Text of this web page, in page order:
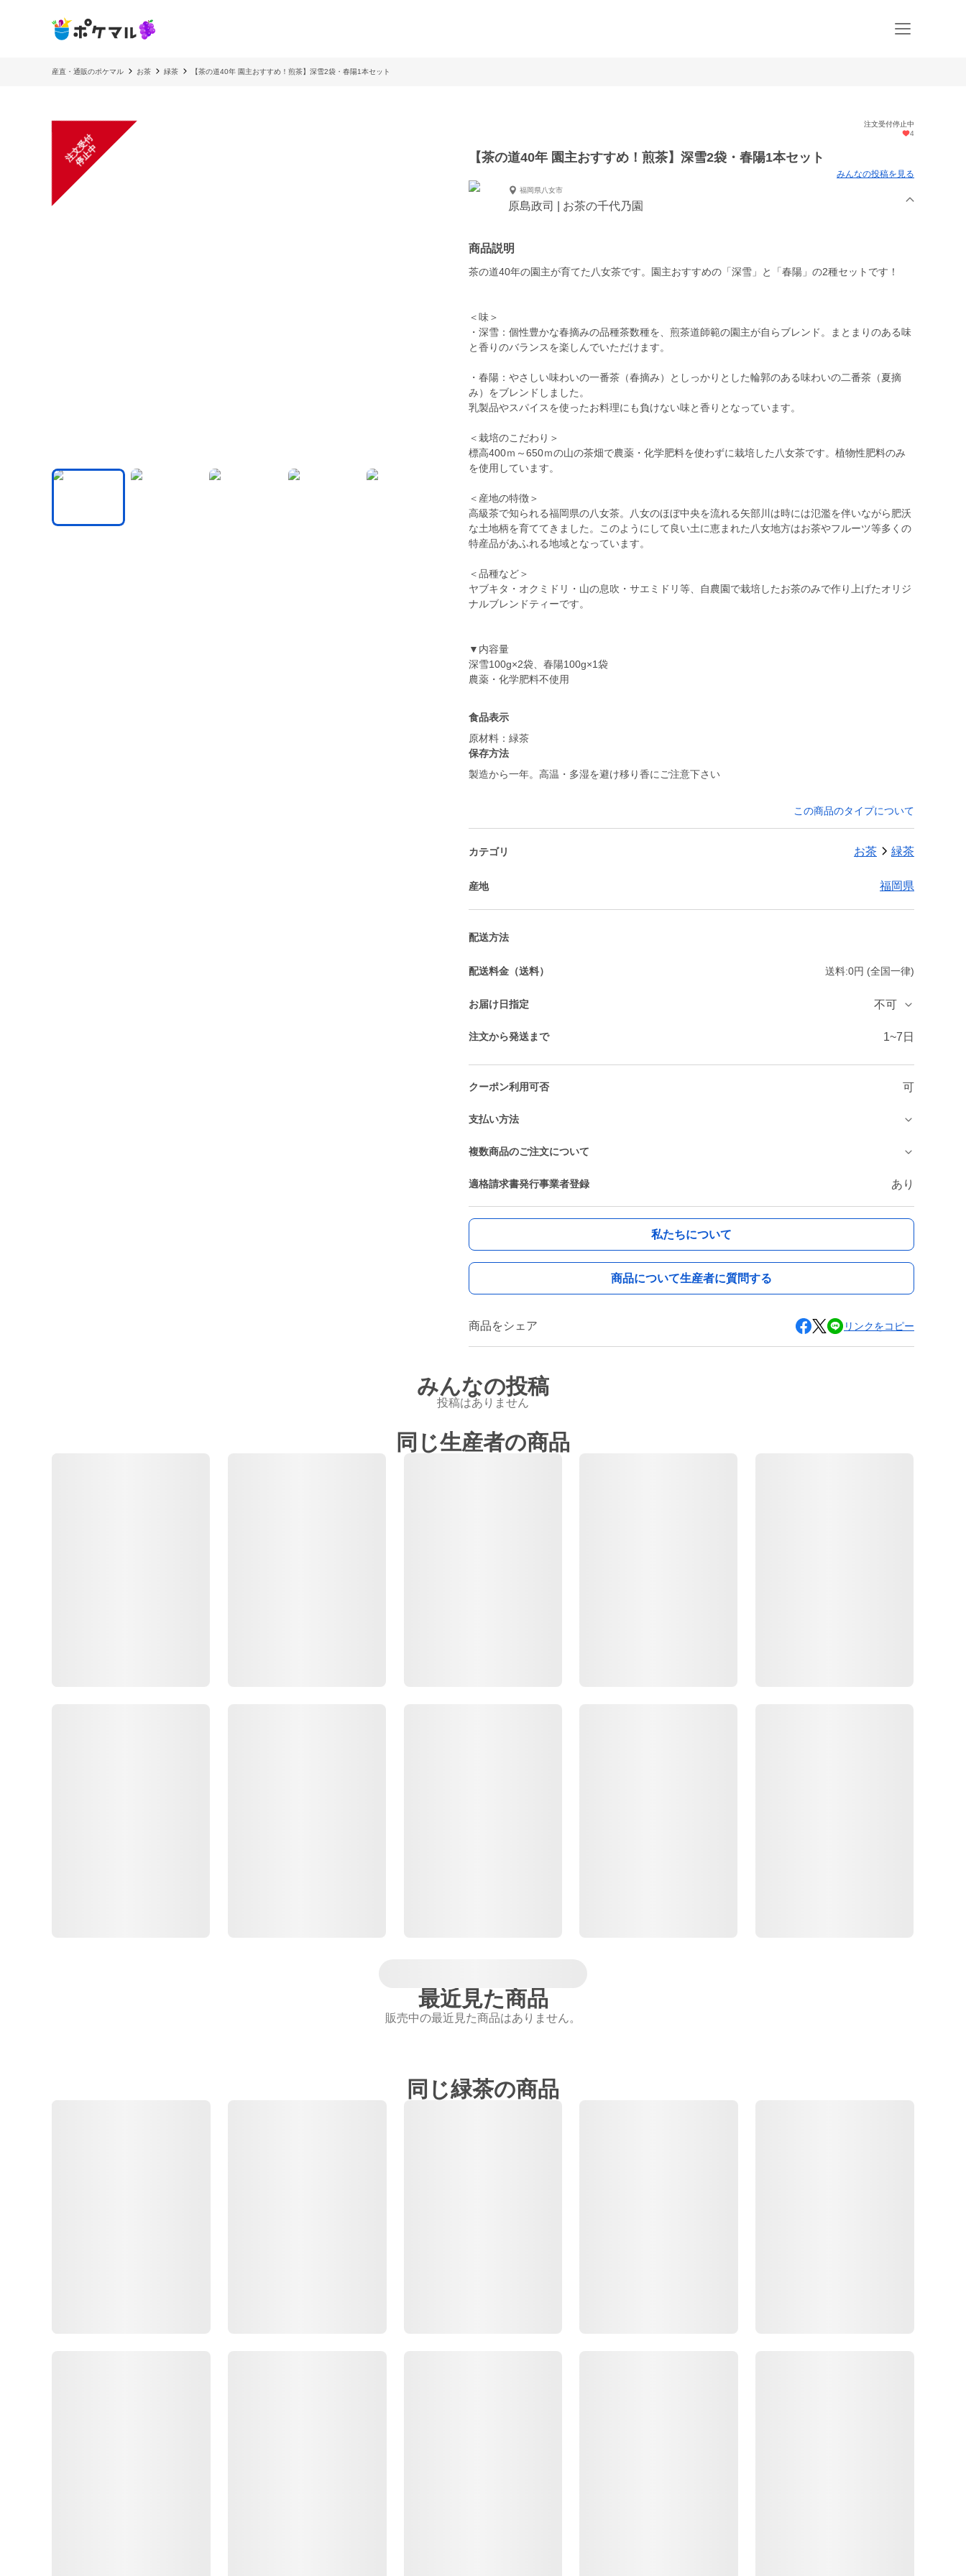
産直・通販のポケマル お茶 緑茶 【茶の道40年 園主おすすめ！煎茶】深雪2袋・春陽1本セット
注
文
受
付
停
止
中
注文受付停止中
4
【茶の道40年 園主おすすめ！煎茶】深雪2袋・春陽1本セット
みんなの投稿を見る
福岡県八女市
原島政司 | お茶の千代乃園
商品説明
茶の道40年の園主が育てた八女茶です。園主おすすめの「深雪」と「春陽」の2種セットです！
＜味＞
・深雪：個性豊かな春摘みの品種茶数種を、煎茶道師範の園主が自らブレンド。まとまりのある味
と香りのバランスを楽しんでいただけます。
・春陽：やさしい味わいの一番茶（春摘み）としっかりとした輪郭のある味わいの二番茶（夏摘
み）をブレンドしました。
乳製品やスパイスを使ったお料理にも負けない味と香りとなっています。
＜栽培のこだわり＞
標高400ｍ～650ｍの山の茶畑で農薬・化学肥料を使わずに栽培した八女茶です。植物性肥料のみ
を使用しています。
＜産地の特徴＞
高級茶で知られる福岡県の八女茶。八女のほぼ中央を流れる矢部川は時には氾濫を伴いながら肥沃
な土地柄を育ててきました。このようにして良い土に恵まれた八女地方はお茶やフルーツ等多くの
特産品があふれる地域となっています。
＜品種など＞
ヤブキタ・オクミドリ・山の息吹・サエミドリ等、自農園で栽培したお茶のみで作り上げたオリジ
ナルブレンドティーです。
▼内容量
深雪100g×2袋、春陽100g×1袋
農薬・化学肥料不使用
食品表示
原材料：緑茶
保存方法
製造から一年。高温・多湿を避け移り香にご注意下さい
この商品のタイプについて
カテゴリ お茶 緑茶
産地 福岡県
配送方法
配送料金（送料） 送料:0円 (全国一律)
お届け日指定 不可
注文から発送まで 1~7日
クーポン利用可否 可
支払い方法
複数商品のご注文について
適格請求書発行事業者登録 あり
私たちについて
商品について生産者に質問する
商品をシェア リンクをコピー
みんなの投稿
投稿はありません
同じ生産者の商品
最近見た商品
販売中の最近見た商品はありません。
同じ緑茶の商品